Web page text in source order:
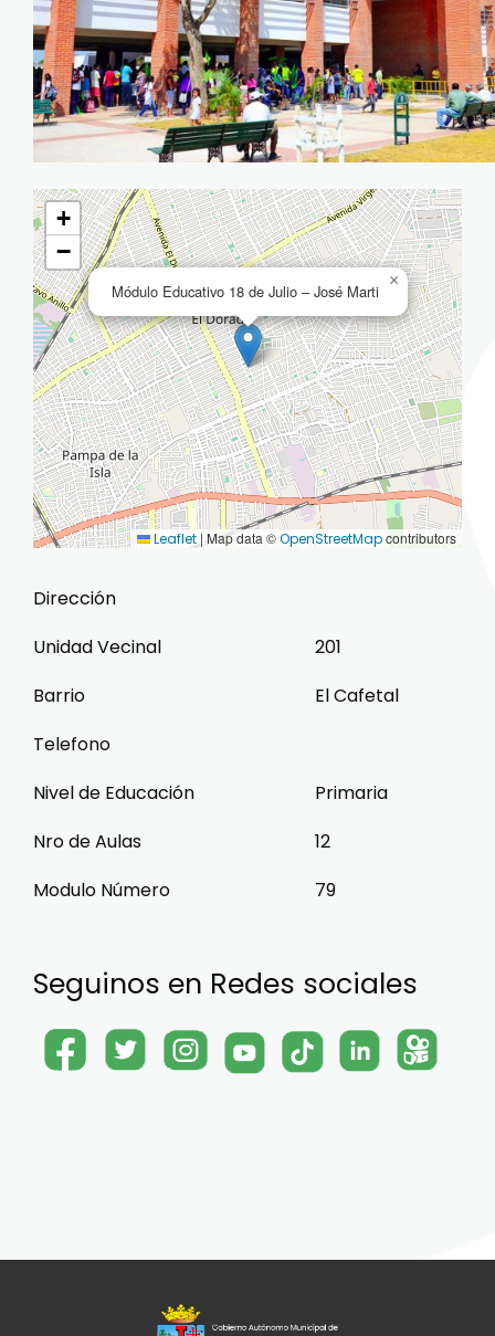
Módulo Educativo 18 de Julio – José Marti
×
+
−
Leaflet |Map data ©OpenStreetMapcontributors
Dirección
Unidad Vecinal
201
Barrio
El Cafetal
Telefono
Nivel de Educación
Primaria
Nro de Aulas
12
Modulo Número
79
Seguinos en Redes sociales